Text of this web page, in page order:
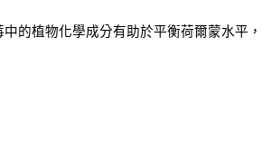
的植物化學成分有助於平衡荷爾蒙水平，